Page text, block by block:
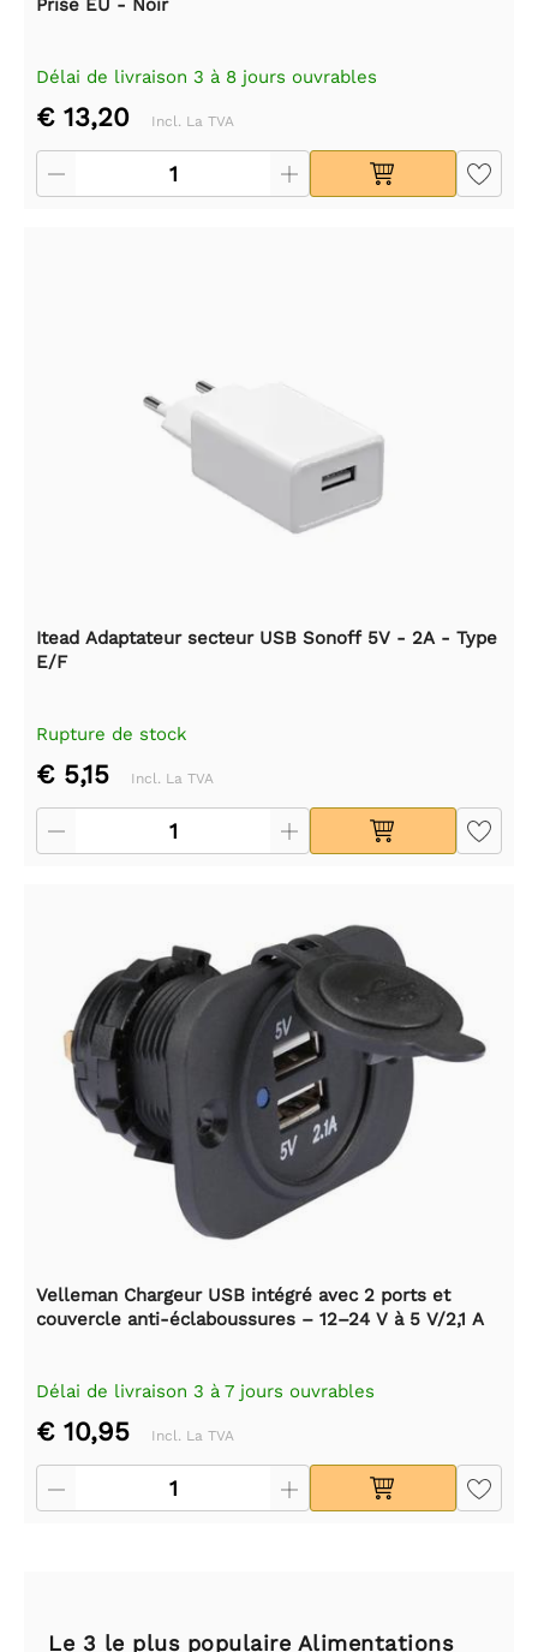
Délai de livraison 3 à 8 jours ouvrables
€ 13,20 Incl. La TVA
Itead Adaptateur secteur USB Sonoff 5V - 2A - Type
E/F
Rupture de stock
€ 5,15 Incl. La TVA
Velleman Chargeur USB intégré avec 2 ports et
couvercle anti-éclaboussures – 12–24 V à 5 V/2,1 A
Délai de livraison 3 à 7 jours ouvrables
€ 10,95 Incl. La TVA
Le 3 le plus populaire Alimentations